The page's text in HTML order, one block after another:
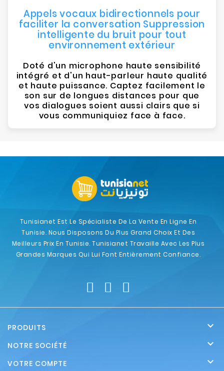
Appels vocaux bidirectionnels pour
faciliter la conversation Suppression
intelligente du bruit pour tout
environnement extérieur
Doté d'un microphone haute sensibilité
intégré et d'un haut-parleur haute qualité
et haute puissance. Captez facilement le
son sur de longues distances pour que
vos dialogues soient aussi clairs que si
vous communiquiez face à face.
Tunisianet Est Le Spécialiste De La Vente En Ligne En
Tunisie. Nous Disposons Du Plus Grand Choix Et Des
Meilleurs Prix En Tunisie. Tunisianet Travaille Avec Les Plus
Grandes Marques Qui Lui Font Entièrement Confiance.
PRODUITS 
NOTRE SOCIÉTÉ 
VOTRE COMPTE 